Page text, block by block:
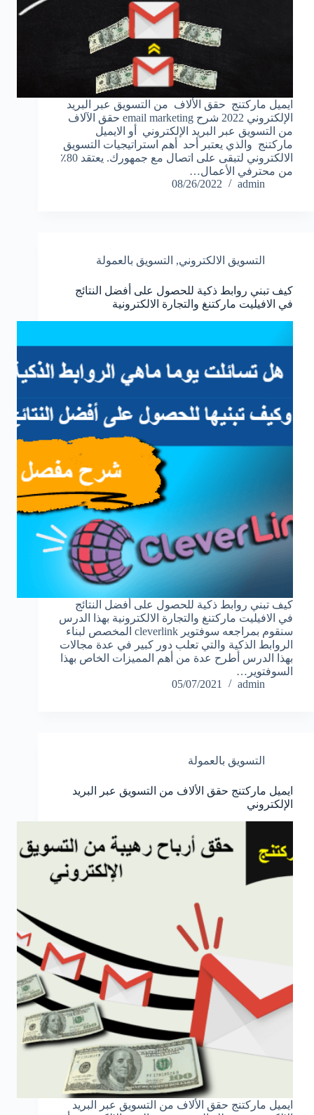
ايميل ماركتنج حقق الألاف من التسويق عبر البريد
الإلكتروني 2022 شرح email marketing حقق الآلاف
من التسويق عبر البريد الإلكتروني أو الايميل
ماركتنج والذي يعتبر أحد أهم استراتيجيات التسويق
الالكتروني لتبقى على اتصال مع جمهورك. يعتقد 80٪
من محترفي الأعمال…
admin
08/26/2022
التسويق الالكتروني, التسويق بالعمولة
كيف تبني روابط ذكية للحصول على أفضل النتائج
في الافيليت ماركتنغ والتجارة الالكترونية
كيف تبني روابط ذكية للحصول على أفضل النتائج
في الافيليت ماركتنغ والتجارة الالكترونية بهذا الدرس
سنقوم بمراجعه سوفتوير cleverlink المخصص لبناء
الروابط الذكية والتي تعلب دور كبير في عدة مجالات
بهذا الدرس أطرح عدة من أهم المميزات الخاص بهذا
السوفتوير…
admin
05/07/2021
التسويق بالعمولة
ايميل ماركتنج حقق الألاف من التسويق عبر البريد
الإلكتروني
ايميل ماركتنج حقق الألاف من التسويق عبر البريد